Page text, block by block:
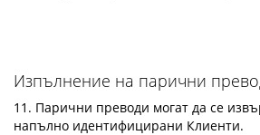
Изпълнение на парични
11. Парични преводи могат да се
напълно идентифицирани Клиенти.